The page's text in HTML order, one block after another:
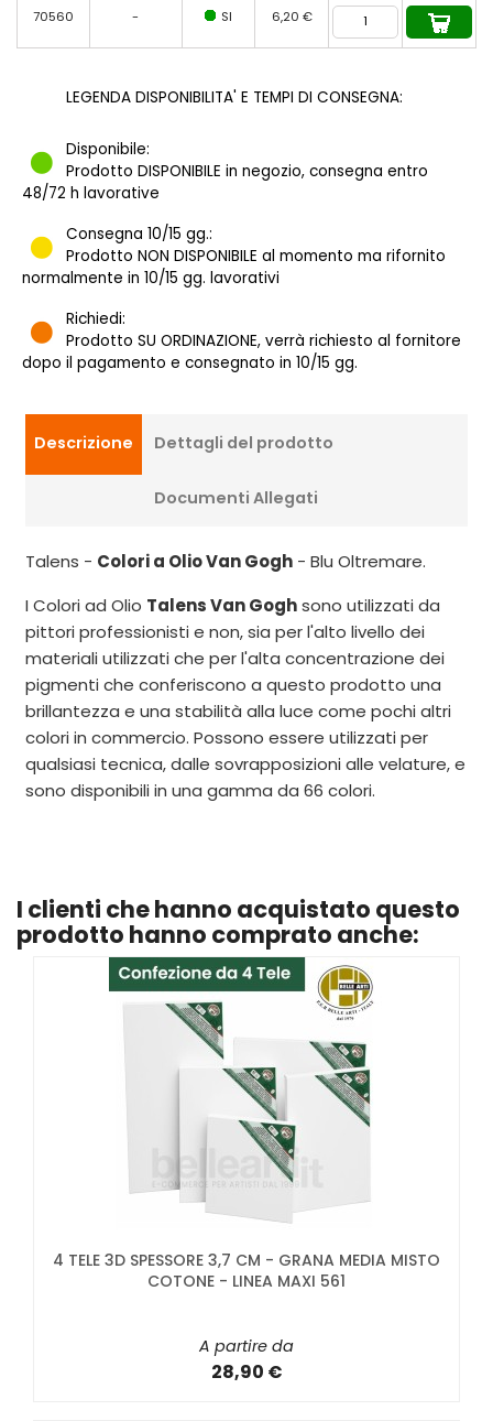
70560 - SI 6,20 €
LEGENDA DISPONIBILITA' E TEMPI DI CONSEGNA:
Disponibile:
Prodotto DISPONIBILE in negozio, consegna entro
48/72 h lavorative
Consegna 10/15 gg.:
Prodotto NON DISPONIBILE al momento ma rifornito
normalmente in 10/15 gg. lavorativi
Richiedi:
Prodotto SU ORDINAZIONE, verrà richiesto al fornitore
dopo il pagamento e consegnato in 10/15 gg.
Descrizione Dettagli del prodotto
Documenti Allegati
Talens - Colori a Olio Van Gogh - Blu Oltremare.
I Colori ad Olio Talens Van Goghsono utilizzati da
pittori professionisti e non, sia per l'alto livello dei
materiali utilizzati che per l'alta concentrazione dei
pigmenti che conferiscono a questo prodotto una
brillantezza e una stabilità alla luce come pochi altri
colori in commercio. Possono essere utilizzati per
qualsiasi tecnica, dalle sovrapposizioni alle velature, e
sono disponibili in una gamma da 66 colori.
I clienti che hanno acquistato questo
prodotto hanno comprato anche:
4 TELE 3D SPESSORE 3,7 CM - GRANA MEDIA MISTO
COTONE - LINEA MAXI 561
A partire da
28,90 €